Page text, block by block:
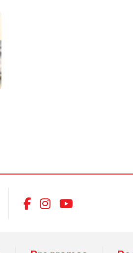
Aceder ao
Aceder ao
Aceder ao